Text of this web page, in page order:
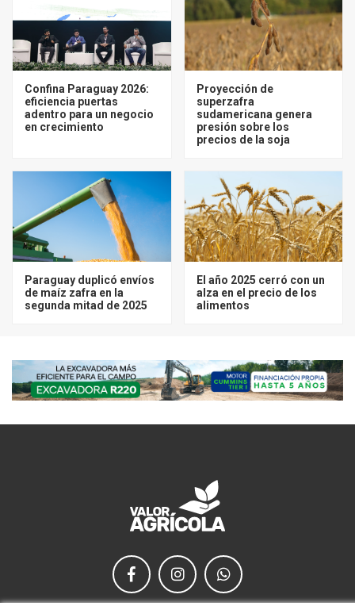
Confina Paraguay 2026:
eficiencia puertas
adentro para un negocio
en crecimiento
Proyección de
superzafra
sudamericana genera
presión sobre los
precios de la soja
Paraguay duplicó envíos
de maíz zafra en la
segunda mitad de 2025
El año 2025 cerró con un
alza en el precio de los
alimentos